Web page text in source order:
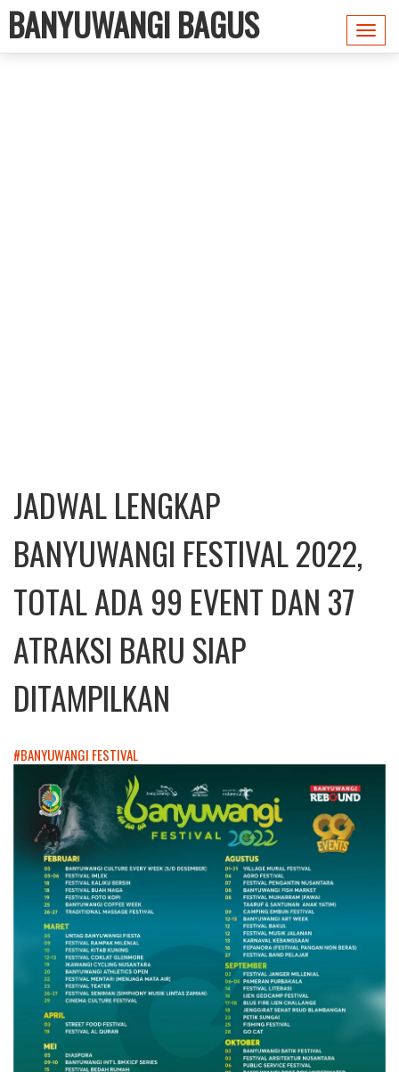
BANYUWANGI BAGUS
JADWAL LENGKAP
BANYUWANGI FESTIVAL 2022,
TOTAL ADA 99 EVENT DAN 37
ATRAKSI BARU SIAP
DITAMPILKAN
#BANYUWANGI FESTIVAL